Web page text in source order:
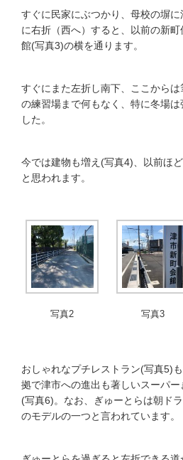
すぐに民家にぶつかり、母校の塀
に右折（西へ）すると、以前の新
館(写真3)の横を通ります。
すぐにまた左折し南下、ここから
の練習場まで何もなく、特に冬場
した。
今では建物も増え(写真4)、以前ほ
と思われます。
写真2 写真3
おしゃれなプチレストラン(写真5)
拠で津市への進出も著しいスーパ
(写真6)。なお、ぎゅーとらは朝ド
のモデルの一つと言われています。